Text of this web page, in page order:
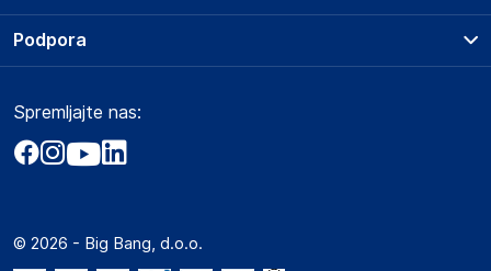
O podjetju
Obvestila za javnost
Akt o digitalnih storitvah
Marketplace za partnerje
Storitve
Dostava, vnos in odvoz
Zavarovanje izdelkov
Podpora
Marketplace
Kako oddati naročilo?
Spremljajte nas:
© 2026 - Big Bang, d.o.o.